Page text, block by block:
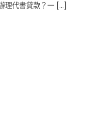
理代書貸款？一 […]